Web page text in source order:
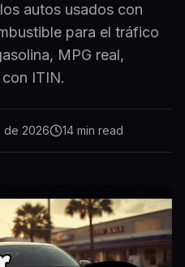
autos usados con
para el tráfico
MPG real,
ITIN.
de 2026 14 min read